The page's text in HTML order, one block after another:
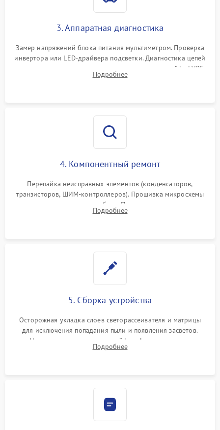
3. Аппаратная диагностика
Замер напряжений блока питания мультиметром. Проверка
инвертора или LED-драйвера подсветки. Диагностика цепей
питания скалера и тестирование сигналов на шлейфе LVDS
Подробнее
4. Компонентный ремонт
Перепайка неисправных элементов (конденсаторов,
транзисторов, ШИМ-контроллеров). Прошивка микросхемы
памяти при программных сбоях. При поломке подсветки —
разборка матрицы и замена выгоревших светодиодов.
Подробнее
5. Сборка устройства
Осторожная укладка слоев светорассеивателя и матрицы
для исключения попадания пыли и появления засветов.
Надежное подключение шлейфов, фиксация плат и
аккуратное защелкивание пластикового корпуса монитора.
Подробнее